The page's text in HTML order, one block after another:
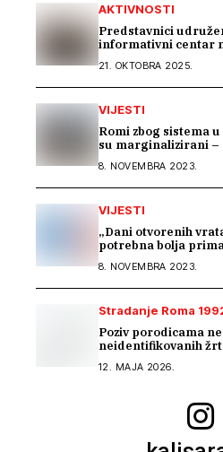
AKTIVNOSTI
Predstavnici
informativni centar
Roma na području
1995. godine
21. OKTOBRA 2025.
VIJESTI
Romi zbog sistema
su marginalizirani –
nivou BiH
8. NOVEMBRA 2023.
VIJESTI
„Dani otvorenih
potrebna bolja
8. NOVEMBRA 2023.
Stradanje Roma
Poziv porodicama
neidentifikovanih
12. MAJA 2026.